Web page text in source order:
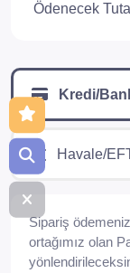
Ödenecek
Kredi/
Havale/
Sipariş
ortağımız olan